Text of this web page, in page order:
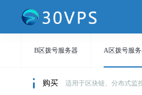
B区拨号服务器 A区拨号服
购买 适用于区块链、分布式监